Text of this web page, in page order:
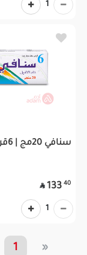
1
سنافي 20مج | 6قرص
40
133

1
«
1